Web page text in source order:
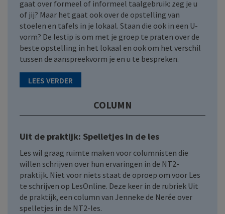
gaat over formeel of informeel taalgebruik: zeg je u
of jij? Maar het gaat ook over de opstelling van
stoelen en tafels in je lokaal. Staan die ook in een U-
vorm? De lestip is om met je groep te praten over de
beste opstelling in het lokaal en ook om het verschil
tussen de aanspreekvorm je en u te bespreken.
LEES VERDER
COLUMN
Uit de praktijk: Spelletjes in de les
Les wil graag ruimte maken voor columnisten die
willen schrijven over hun ervaringen in de NT2-
praktijk. Niet voor niets staat de oproep om voor Les
te schrijven op LesOnline. Deze keer in de rubriek Uit
de praktijk, een column van Jenneke de Nerée over
spelletjes in de NT2-les.